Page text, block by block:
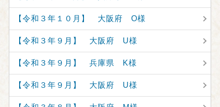
【令和３年１０月】 大阪府 O様
【令和３年９月】 大阪府 U様
【令和３年９月】 兵庫県 K様
【令和３年９月】 大阪府 U様